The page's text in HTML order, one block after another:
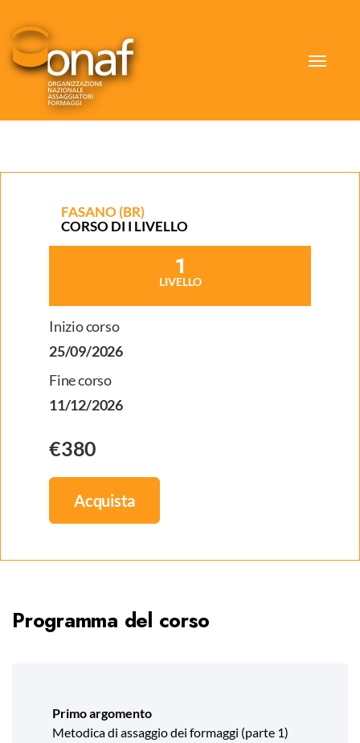
Toggle
FASANO (BR)
CORSO DI I LIVELLO
1
LIVELLO
Inizio corso
25/09/2026
Fine corso
11/12/2026
€380
Acquista
Programma del corso
Primo argomento
Metodica di assaggio dei formaggi (parte 1)